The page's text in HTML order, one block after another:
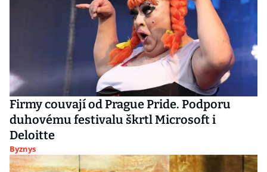
Firmy couvají od Prague Pride. Podporu
duhovému festivalu škrtl Microsoft i
Deloitte
Byznys